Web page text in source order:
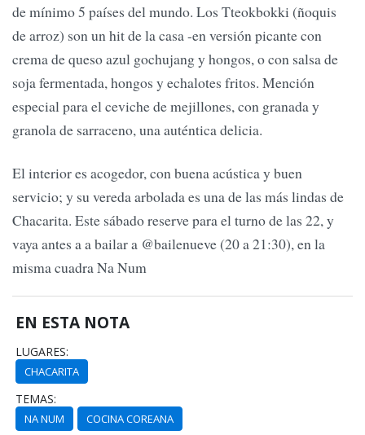
de mínimo 5 países del mundo. Los Tteokbokki (ñoquis
de arroz) son un hit de la casa -en versión picante con
crema de queso azul gochujang y hongos, o con salsa de
soja fermentada, hongos y echalotes fritos. Mención
especial para el ceviche de mejillones, con granada y
granola de sarraceno, una auténtica delicia.
El interior es acogedor, con buena acústica y buen
servicio; y su vereda arbolada es una de las más lindas de
Chacarita. Este sábado reserve para el turno de las 22, y
vaya antes a a bailar a @bailenueve (20 a 21:30), en la
misma cuadra Na Num
EN ESTA NOTA
LUGARES:
CHACARITA
TEMAS:
NA NUM COCINA COREANA